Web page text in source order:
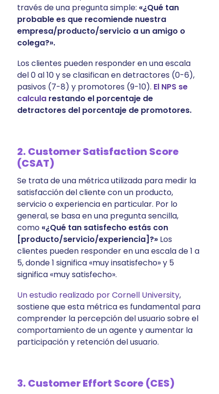
través de una pregunta simple: «¿Qué tan
probable es que recomiende nuestra
empresa/producto/servicio a un amigo o
colega?».
Los clientes pueden responder en una escala
del 0 al 10 y se clasifican en detractores (0-6),
pasivos (7-8) y promotores (9-10). El NPS se
calcula restando el porcentaje de
detractores del porcentaje de promotores.
2. Customer Satisfaction Score
(CSAT)
Se trata de una métrica utilizada para medir la
satisfacción del cliente con un producto,
servicio o experiencia en particular. Por lo
general, se basa en una pregunta sencilla,
como «¿Qué tan satisfecho estás con
[producto/servicio/experiencia]?» Los
clientes pueden responder en una escala de 1 a
5, donde 1 significa «muy insatisfecho» y 5
significa «muy satisfecho».
Un estudio realizado por Cornell University,
sostiene que esta métrica es fundamental para
comprender la percepción del usuario sobre el
comportamiento de un agente y aumentar la
participación y retención del usuario.
3. Customer Effort Score (CES)